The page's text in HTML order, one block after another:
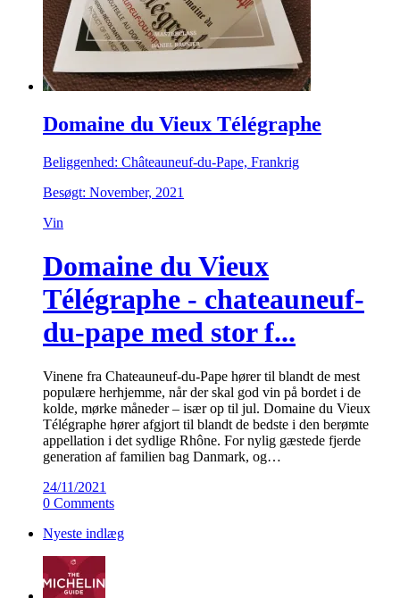
Domaine du Vieux Télégraphe
Beliggenhed: Châteauneuf-du-Pape, Frankrig
Besøgt: November, 2021
Vin
Domaine du Vieux
Télégraphe - chateauneuf-
du-pape med stor f...
Vinene fra Chateauneuf-du-Pape hører til blandt de mest
populære herhjemme, når der skal god vin på bordet i de
kolde, mørke måneder – især op til jul. Domaine du Vieux
Télégraphe hører afgjort til blandt de bedste i den berømte
appellation i det sydlige Rhône. For nylig gæstede fjerde
generation af familien bag Danmark, og…
24/11/2021
0 Comments
Nyeste indlæg